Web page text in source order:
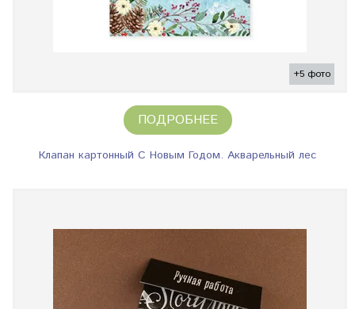
+5 фото
ПОДРОБНЕЕ
Клапан картонный С Новым Годом. Акварельный лес